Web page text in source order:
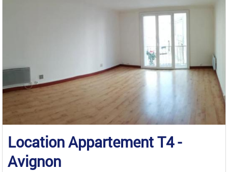
Location Appartement T4 -
Avignon